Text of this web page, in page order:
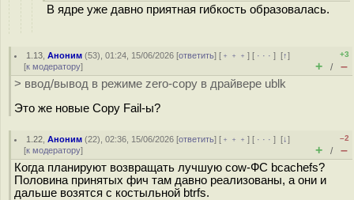
В ядре уже давно приятная гибкость образовалась.
1.13 ,Аноним (53), 01:24, 15/06/2026 [ответить] [ ﹢﹢﹢] [ · · ·][↑]
[к модератору]
+3
+ / –
> ввод/вывод в режиме zero-copy в драйвере ublk
Это же новые Copy Fail-ы?
1.22 ,Аноним (22), 02:36, 15/06/2026 [ответить] [ ﹢﹢﹢] [ · · ·][↓]
[к модератору]
–2
+ / –
Когда планируют возвращать лучшую cow-ФС bcachefs?
Половина принятых фич там давно реализованы, а они и
дальше возятся с костыльной btrfs.